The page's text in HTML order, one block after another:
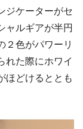
ジケーターがセ
ャルギアが半円
２色がパワーリ
れた際にホワイ
ほどけるととも